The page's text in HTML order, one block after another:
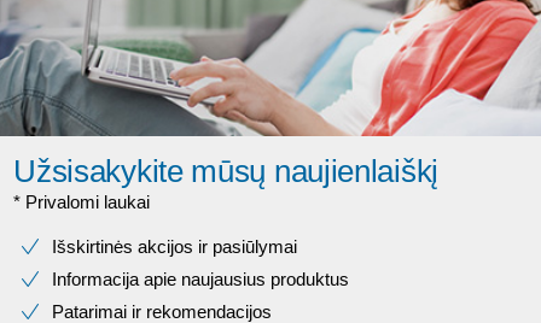
Užsisakykite mūsų naujienlaiškį
* Privalomi laukai​
Išskirtinės akcijos ir pasiūlymai
Informacija apie naujausius produktus
Patarimai ir rekomendacijos